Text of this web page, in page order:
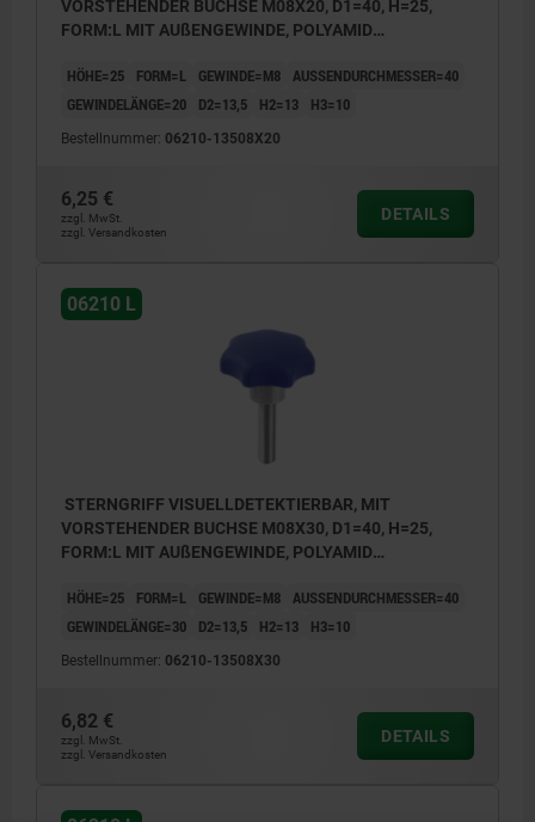
VORSTEHENDER BUCHSE M08X20, D1=40, H=25,
FORM:L MIT AUßENGEWINDE, POLYAMID
1.4404
HÖHE=25 FORM=L GEWINDE=M8 AUSSENDURCHMESSER=40
GEWINDELÄNGE=20
D2=13,5 H2=13 H3=10
Bestellnummer: 06210-13508X20
6,25 €
zzgl. MwSt.
zzgl. Versandkosten
DETAILS
06210 L
STERNGRIFF VISUELLDETEKTIERBAR, MIT
VORSTEHENDER BUCHSE M08X30, D1=40, H=25,
FORM:L MIT AUßENGEWINDE, POLYAMID
1.4404
HÖHE=25 FORM=L GEWINDE=M8 AUSSENDURCHMESSER=40
GEWINDELÄNGE=30
D2=13,5 H2=13 H3=10
Bestellnummer: 06210-13508X30
6,82 €
zzgl. MwSt.
zzgl. Versandkosten
DETAILS